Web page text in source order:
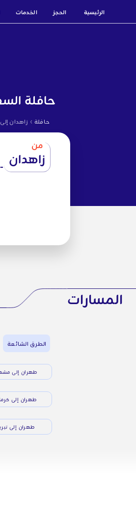
الرئيسية الحجز الخدمات
حافلة
حافلة › زاهدان
من
زاهدان
المسارات
الطرق الشائعة
طهران إلى
طهران إلى
طهران إلى